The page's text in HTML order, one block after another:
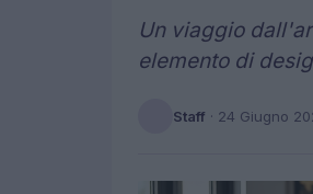
Un viaggio
elemento di
Staff · 24 Giugno